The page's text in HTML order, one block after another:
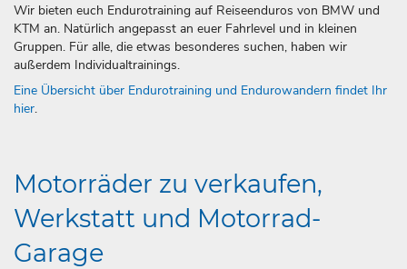
Wir bieten euch Endurotraining auf Reiseenduros von BMW und
KTM an. Natürlich angepasst an euer Fahrlevel und in kleinen
Gruppen. Für alle, die etwas besonderes suchen, haben wir
außerdem Individualtrainings.
Eine Übersicht über Endurotraining und Endurowandern findet Ihr
hier.
Motorräder zu verkaufen,
Werkstatt und Motorrad-
Garage